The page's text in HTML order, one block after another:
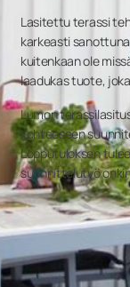
Lasitettu terassi
karkeasti
kuitenkaan ole
laadukas tuote,
Lumon
kohteeseen
Lopputuloksen
suunnittelutyö